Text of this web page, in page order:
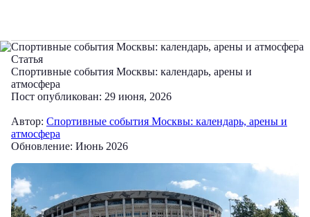
Статья
Спортивные события Москвы: календарь, арены и
атмосфера
Пост опубликован: 29 июня, 2026
Автор: Спортивные события Москвы: календарь, арены и
атмосфера
Обновление: Июнь 2026